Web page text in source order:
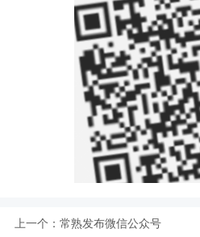
上一个： 常熟发布微信公众号